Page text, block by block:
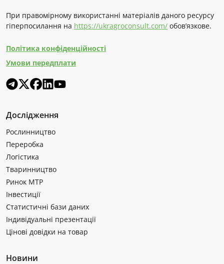
При правомірному використанні матеріалів даного ресурсу
гіперпосилання на https://ukragroconsult.com/ обов’язкове.
Політика конфіденційності
Умови передплати
Дослідження
Рослинництво
Переробка
Логістика
Тваринництво
Ринок МТР
Інвестиції
Статистичні бази даних
Індивідуальні презентації
Цінові довідки на товар
Новини